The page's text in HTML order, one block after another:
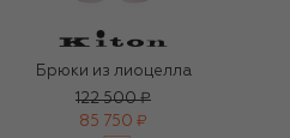
Брюки из лиоцелла
122 500 ₽
85 750 ₽